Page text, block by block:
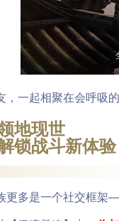
起相聚在会呼吸的
地现世
锁战斗新体验
多是一个社交框架